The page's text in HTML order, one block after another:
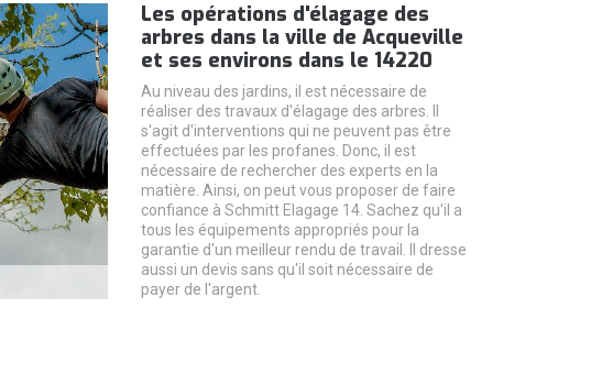
Les opérations d'élagage des
arbres dans la ville de Acqueville
et ses environs dans le 14220
Au niveau des jardins, il est nécessaire de
réaliser des travaux d'élagage des arbres. Il
s'agit d'interventions qui ne peuvent pas être
effectuées par les profanes. Donc, il est
nécessaire de rechercher des experts en la
matière. Ainsi, on peut vous proposer de faire
confiance à Schmitt Elagage 14. Sachez qu'il a
tous les équipements appropriés pour la
garantie d'un meilleur rendu de travail. Il dresse
aussi un devis sans qu'il soit nécessaire de
payer de l'argent.